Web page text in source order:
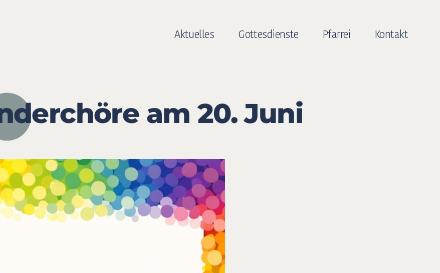
Aktuelles Gottesdienste Pfarrei Kontakt
am 20. Juni